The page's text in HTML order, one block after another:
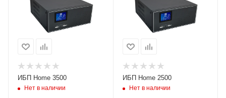
ИБП Home 3500
Нет в наличии
ИБП Home 2500
Нет в наличии